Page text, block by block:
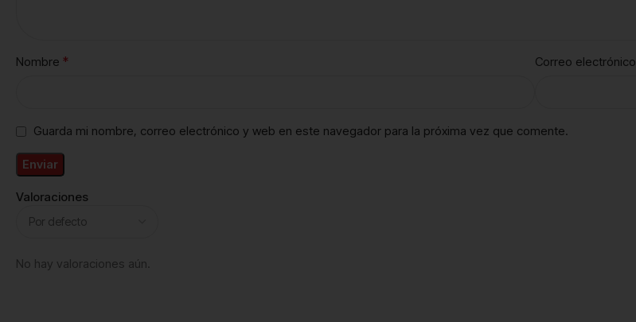
Valoraciones
No hay valoraciones aún.
Nombre * Correo electrónico
Guarda mi nombre, correo electrónico y web en este navegador para la próxima vez que comente.